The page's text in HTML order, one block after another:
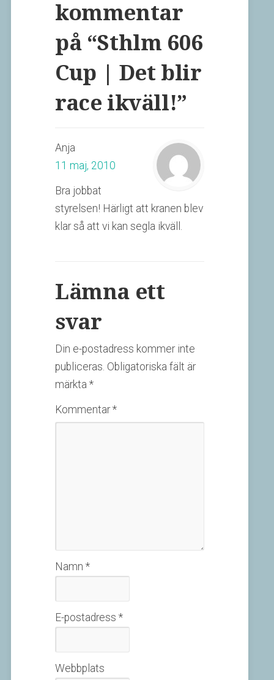
kommentar
på “Sthlm 606
Cup | Det blir
race ikväll!”
Anja
11 maj, 2010
Bra jobbat
styrelsen! Härligt att kranen blev
klar så att vi kan segla ikväll.
Lämna ett
svar
Din e-postadress kommer inte
publiceras. Obligatoriska fält är
märkta *
Kommentar*
Namn *
E-postadress *
Webbplats